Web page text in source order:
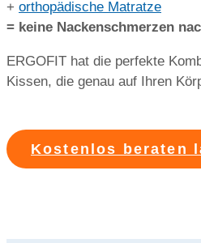
+ orthopädische Matratze
= keine Nackenschmerzen
ERGOFIT hat die perfekte
Kissen, die genau auf Ihren
Kostenlos beraten